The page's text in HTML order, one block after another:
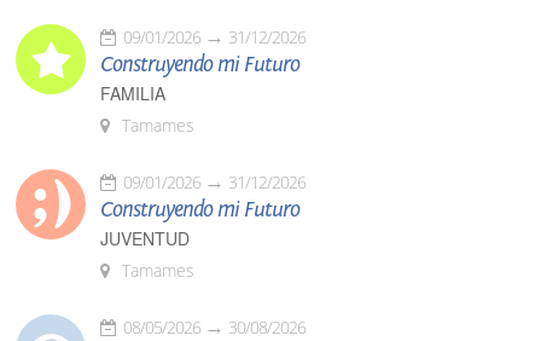
09/01/2026 31/12/2026
Construyendo mi Futuro
FAMILIA
Tamames
09/01/2026 31/12/2026
Construyendo mi Futuro
JUVENTUD
Tamames
08/05/2026 30/08/2026